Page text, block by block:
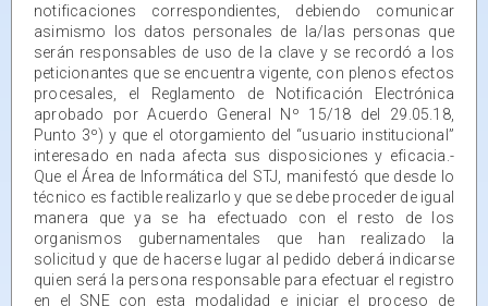
notificaciones correspondientes, debiendo comunicar
asimismo los datos personales de la/las personas que
serán responsables de uso de la clave y se recordó a los
peticionantes que se encuentra vigente, con plenos efectos
procesales, el Reglamento de Notificación Electrónica
aprobado por Acuerdo General Nº 15/18 del 29.05.18,
Punto 3º) y que el otorgamiento del “usuario institucional”
interesado en nada afecta sus disposiciones y eficacia.-
Que el Área de Informática del STJ, manifestó que desde lo
técnico es factible realizarlo y que se debe proceder de igual
manera que ya se ha efectuado con el resto de los
organismos gubernamentales que han realizado la
solicitud y que de hacerse lugar al pedido deberá indicarse
quien será la persona responsable para efectuar el registro
en el SNE con esta modalidad e iniciar el proceso de